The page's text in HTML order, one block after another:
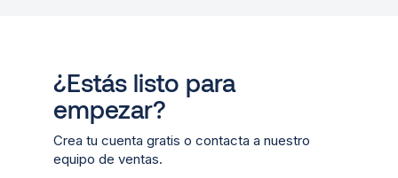
¿Estás listo para
empezar?
Crea tu cuenta gratis o contacta a nuestro
equipo de ventas.